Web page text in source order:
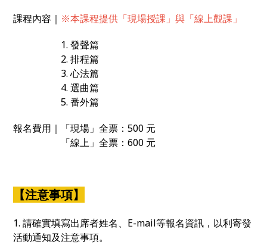
課程內容｜ ※本課程提供「現場授課」與「線上觀課」
1. 發聲篇
2. 排程篇
3. 心法篇
4. 選曲篇
5. 番外篇
報名費用｜「現場」全票：500 元
「線上」全票：600 元
【注意事項】
1. 請確實填寫出席者姓名、E-mail等報名資訊，以利寄發
活動通知及注意事項。